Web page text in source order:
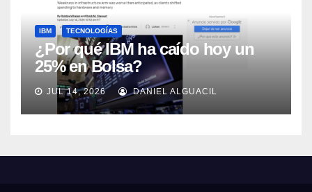
IBM TECNOLOGÍAS
¿Por qué IBM ha caído hoy un
25% en Bolsa?
JUL 14, 2026 DANIEL ALGUACIL